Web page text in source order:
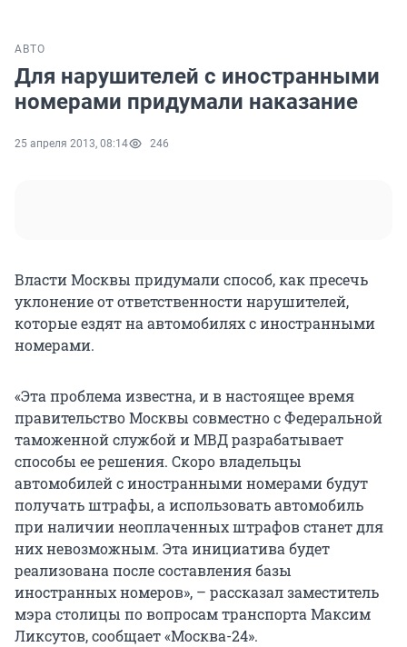
АВТО
Для нарушителей с иностранными
номерами придумали наказание
25 апреля 2013, 08:14 246
Власти Москвы придумали способ, как пресечь
уклонение от ответственности нарушителей,
которые ездят на автомобилях с иностранными
номерами.
«Эта проблема известна, и в настоящее время
правительство Москвы совместно с Федеральной
таможенной службой и МВД разрабатывает
способы ее решения. Скоро владельцы
автомобилей с иностранными номерами будут
получать штрафы, а использовать автомобиль
при наличии неоплаченных штрафов станет для
них невозможным. Эта инициатива будет
реализована после составления базы
иностранных номеров», – рассказал заместитель
мэра столицы по вопросам транспорта Максим
Ликсутов, сообщает «Москва-24».